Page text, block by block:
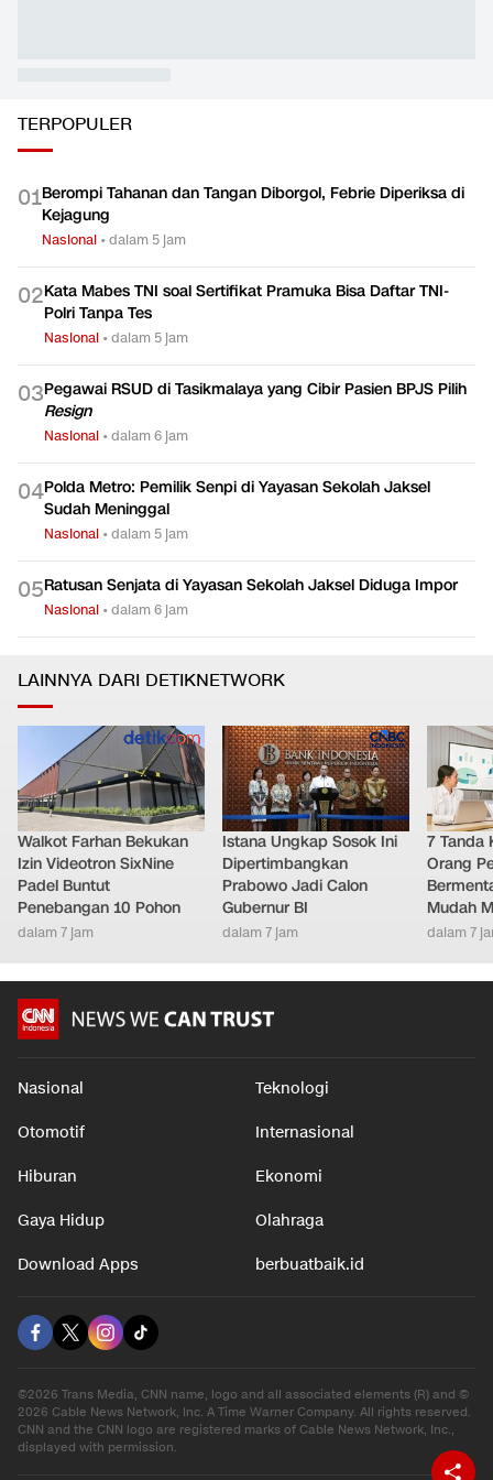
TERPOPULER
01Berompi Tahanan dan Tangan Diborgol, Febrie Diperiksa di
Kejagung
Nasional • dalam 5 jam
02Kata Mabes TNI soal Sertifikat Pramuka Bisa Daftar TNI-
Polri Tanpa Tes
Nasional • dalam 5 jam
03Pegawai RSUD di Tasikmalaya yang Cibir Pasien BPJS Pilih
Resign
Nasional • dalam 6 jam
04Polda Metro: Pemilik Senpi di Yayasan Sekolah Jaksel
Sudah Meninggal
Nasional • dalam 5 jam
05Ratusan Senjata di Yayasan Sekolah Jaksel Diduga Impor
Nasional • dalam 6 jam
LAINNYA DARI DETIKNETWORK
Walkot Farhan Bekukan
Izin Videotron SixNine
Padel Buntut
Penebangan 10 Pohon
dalam 7 jam
Istana Ungkap Sosok Ini
Dipertimbangkan
Prabowo Jadi Calon
Gubernur BI
dalam 7 jam
7 Tanda
Orang
Mudah
dalam 7
Nasional Teknologi
Otomotif Internasional
Hiburan Ekonomi
Gaya Hidup Olahraga
Download Apps berbuatbaik.id
©2026 Trans Media, CNN name, logo and all associated elements (R) and ©
2026 Cable News Network, Inc. A Time Warner Company. All rights reserved.
CNN and the CNN logo are registered marks of Cable News Network, Inc.,
displayed with permission.